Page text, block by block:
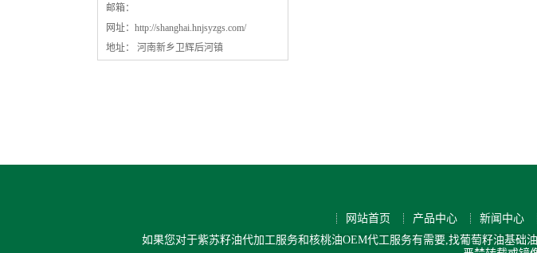
邮箱：
网址： http://shanghai.hnjsyzgs.com/
地址： 河南新乡卫辉后河镇
网站首页 产品中心 新闻中心
如果您对于紫苏籽油代加工服务和核桃油OEM代工服务有需要,找葡萄籽油基